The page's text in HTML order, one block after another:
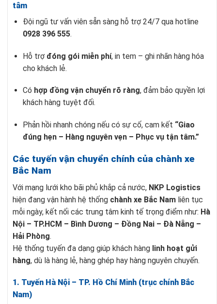
tâm
Đội ngũ tư vấn viên sẵn sàng hỗ trợ 24/7 qua hotline
0928 396 555.
Hỗ trợ đóng gói miễn phí, in tem – ghi nhãn hàng hóa
cho khách lẻ.
Có hợp đồng vận chuyển rõ ràng, đảm bảo quyền lợi
khách hàng tuyệt đối.
Phản hồi nhanh chóng nếu có sự cố, cam kết “Giao
đúng hẹn – Hàng nguyên vẹn – Phục vụ tận tâm.”
Các tuyến vận chuyển chính của chành xe
Bắc Nam
Với mạng lưới kho bãi phủ khắp cả nước, NKP Logistics
hiện đang vận hành hệ thống chành xe Bắc Nam liên tục
mỗi ngày, kết nối các trung tâm kinh tế trọng điểm như: Hà
Nội – TP.HCM – Bình Dương – Đồng Nai – Đà Nẵng –
Hải Phòng.
Hệ thống tuyến đa dạng giúp khách hàng linh hoạt gửi
hàng, dù là hàng lẻ, hàng ghép hay hàng nguyên chuyến.
1. Tuyến Hà Nội – TP. Hồ Chí Minh (trục chính Bắc
Nam)